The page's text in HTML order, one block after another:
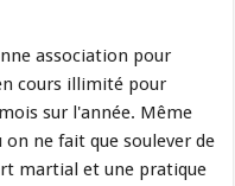
association pour
cours illimité pour
sur l'année. Même
ne fait que soulever de
martial et une pratique